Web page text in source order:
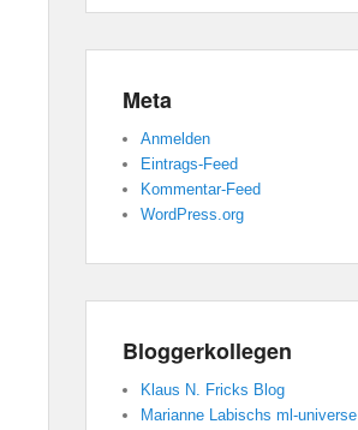
Meta
Anmelden
Eintrags-Feed
Kommentar-Feed
WordPress.org
Bloggerkollegen
Klaus N. Fricks Blog
Marianne Labischs ml-universe